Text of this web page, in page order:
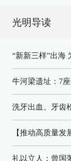
光明导读
“新新三样”出海
牛河梁遗址：7
洗牙出血、牙齿
【推动高质量
礼以立人：曾国